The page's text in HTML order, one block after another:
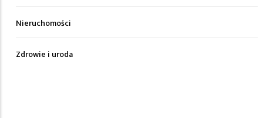
Nieruchomości
Zdrowie i uroda